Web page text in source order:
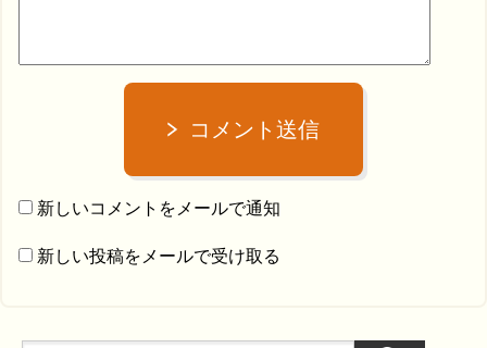
コメント送信
新しいコメントをメールで通知
新しい投稿をメールで受け取る